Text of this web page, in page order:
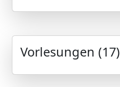
Vorlesungen (17)